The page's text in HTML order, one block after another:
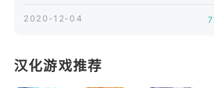
and battle your opponents! Last one
框，而是在
2020-12-04
汉化游戏推荐